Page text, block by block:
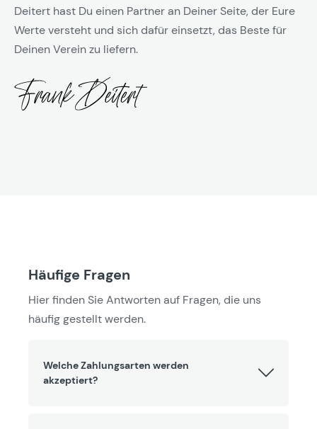
Deitert hast Du einen Partner an Deiner Seite, der Eure
Werte versteht und sich dafür einsetzt, das Beste für
Deinen Verein zu liefern.
Häufige Fragen
Hier finden Sie Antworten auf Fragen, die uns
häufig gestellt werden.
Welche Zahlungsarten werden
akzeptiert?